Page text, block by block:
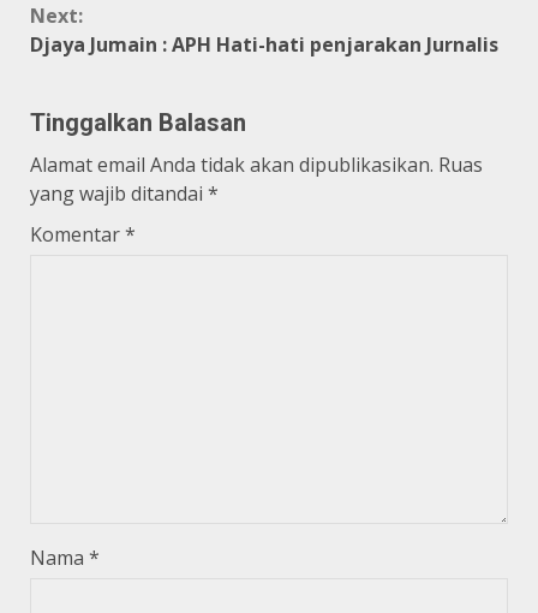
Next:
Djaya Jumain : APH Hati-hati penjarakan Jurnalis
Tinggalkan Balasan
Alamat email Anda tidak akan dipublikasikan. Ruas
yang wajib ditandai *
Komentar*
Nama *